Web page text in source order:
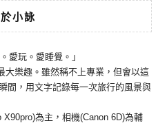
小詠
愛玩。愛睡覺。」
樂趣。雖然稱不上專業，但會以這
間，用文字記錄每一次旅行的風景與
為主，相機(Canon 6D)為輔